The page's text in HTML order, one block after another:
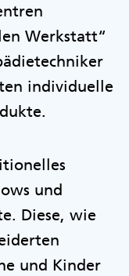
Werkstatt“
individuelle
und
Diese, wie
und Kinder